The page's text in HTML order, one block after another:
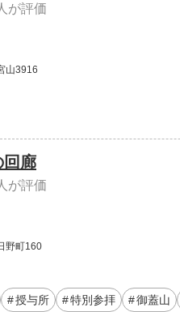
が評価
山3916
回廊
が評価
野町160
授与所 特別参拝 御蓋山